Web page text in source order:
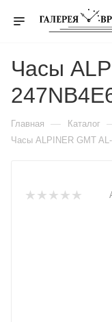
Часы
Главная — Каталог
Часы ALPINER GMT